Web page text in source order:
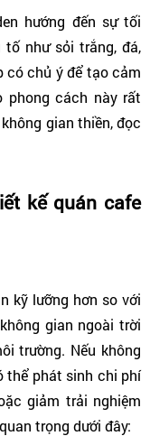
hướng đến sự tối
như sỏi trắng, đá,
có chủ ý để tạo cảm
phong cách này rất
gian thiền, đọc
kế quán cafe
kỹ lưỡng hơn so với
gian ngoài trời
trường. Nếu không
thể phát sinh chi phí
giảm trải nghiệm
trọng dưới đây: